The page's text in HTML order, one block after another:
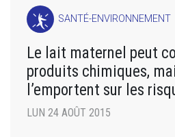
SANTÉ-ENVIRONNEMENT
Le lait maternel peut
produits chimiques,
l’emportent sur les
LUN 24 AOÛT 2015